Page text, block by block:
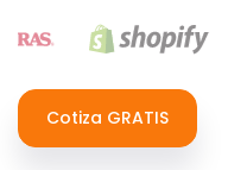
Cotiza GRATIS